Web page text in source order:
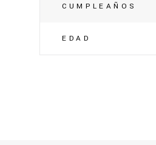
CUMPLEAÑOS
EDAD